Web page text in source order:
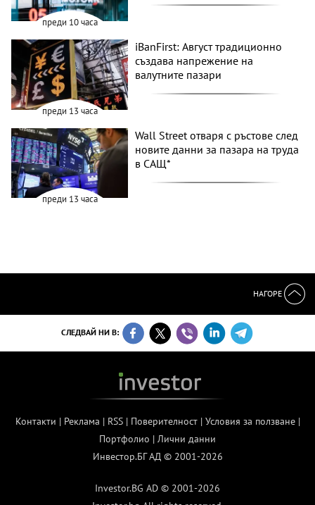
преди 10 часа
преди 13 часа
iBanFirst: Август традиционно
създава напрежение на
валутните пазари
преди 13 часа
Wall Street отваря с ръстове след
новите данни за пазара на труда
в САЩ*
НАГОРЕ
СЛЕДВАЙ НИ В:
Контакти | Реклама | RSS| Поверителност| Условия за ползване|
Портфолио | Лични данни
Инвестор.БГ АД © 2001-2026
Investor.BG AD © 2001-2026